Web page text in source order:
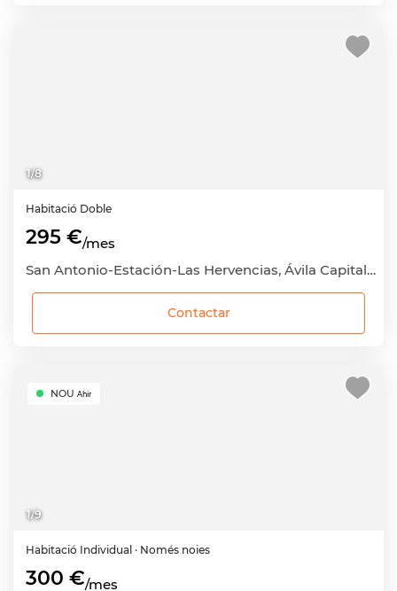
1/8
Habitació Doble
295 €/mes
San Antonio-Estación-Las Hervencias, Ávila Capital, Ávila
Contactar
1/9
NOU Ahir
Habitació Individual · Només noies
300 €/mes